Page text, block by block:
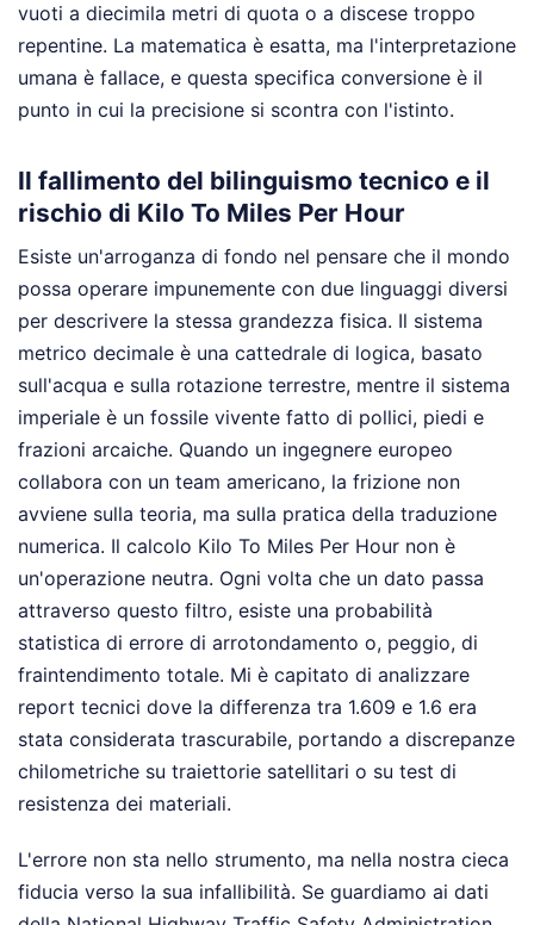
vuoti a diecimila metri di quota o a discese troppo
repentine. La matematica è esatta, ma l'interpretazione
umana è fallace, e questa specifica conversione è il
punto in cui la precisione si scontra con l'istinto.
Il fallimento del bilinguismo tecnico e il
rischio di Kilo To Miles Per Hour
Esiste un'arroganza di fondo nel pensare che il mondo
possa operare impunemente con due linguaggi diversi
per descrivere la stessa grandezza fisica. Il sistema
metrico decimale è una cattedrale di logica, basato
sull'acqua e sulla rotazione terrestre, mentre il sistema
imperiale è un fossile vivente fatto di pollici, piedi e
frazioni arcaiche. Quando un ingegnere europeo
collabora con un team americano, la frizione non
avviene sulla teoria, ma sulla pratica della traduzione
numerica. Il calcolo Kilo To Miles Per Hour non è
un'operazione neutra. Ogni volta che un dato passa
attraverso questo filtro, esiste una probabilità
statistica di errore di arrotondamento o, peggio, di
fraintendimento totale. Mi è capitato di analizzare
report tecnici dove la differenza tra 1.609 e 1.6 era
stata considerata trascurabile, portando a discrepanze
chilometriche su traiettorie satellitari o su test di
resistenza dei materiali.
L'errore non sta nello strumento, ma nella nostra cieca
fiducia verso la sua infallibilità. Se guardiamo ai dati